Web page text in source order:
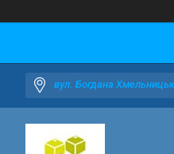
вул. Богдана